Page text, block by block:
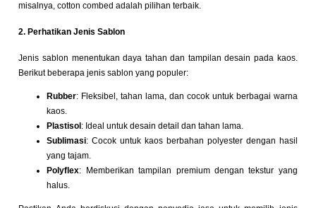
misalnya, cotton combed adalah pilihan terbaik.
2. Perhatikan Jenis Sablon
Jenis sablon menentukan daya tahan dan tampilan desain pada kaos.
Berikut beberapa jenis sablon yang populer:
Rubber: Fleksibel, tahan lama, dan cocok untuk berbagai warna
kaos.
Plastisol : Ideal untuk desain detail dan tahan lama.
Sublimasi: Cocok untuk kaos berbahan polyester dengan hasil
yang tajam.
Polyflex: Memberikan tampilan premium dengan tekstur yang
halus.